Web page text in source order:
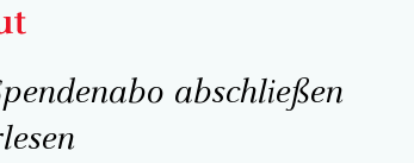
abschließen